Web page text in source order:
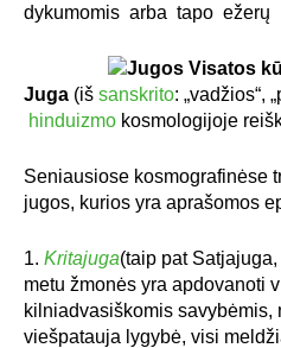
dykumomis arba tapo ežerų
Juga (iš sanskrito: „vadžios“,
hinduizmo kosmologijoje
Seniausiose kosmografinėse
jugos, kurios yra aprašomos
Kritajuga(taip pat Satjajuga,
metu žmonės yra apdovanoti
kilniadvasiškomis savybėmis,
viešpatauja lygybė, visi